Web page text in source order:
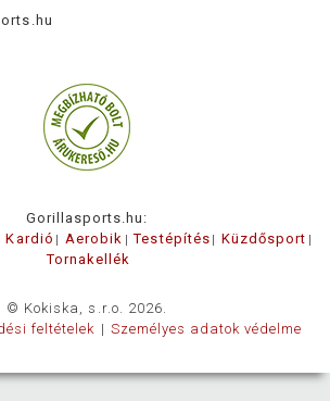
Gorillasports.hu:
Kardió Aerobik Testépítés
Küzdősport
Tornakellék
© Kokiska, s.r.o. 2026.
feltételek
Személyes adatok védelme